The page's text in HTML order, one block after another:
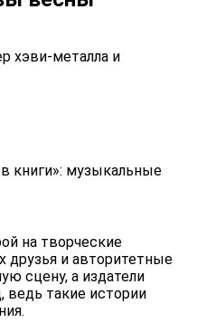
хэви-металла и
на творческие
и авторитетные
сцену, а издатели
ведь такие истории